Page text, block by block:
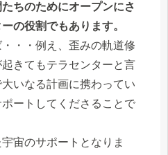
ちのためにオープンにさ
の役割でもあります。
・・例え、歪みの軌道修
きてもテラセンターと言
いなる計画に携わってい
ートしてくださることで
宙のサポートとなりま